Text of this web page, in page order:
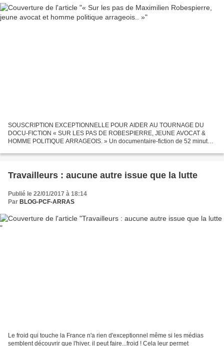
SOUSCRIPTION EXCEPTIONNELLE POUR AIDER AU TOURNAGE DU
DOCU-FICTION « SUR LES PAS DE ROBESPIERRE, JEUNE AVOCAT &
HOMME POLITIQUE ARRAGEOIS. » Un documentaire-fiction de 52 minutes
Travailleurs : aucune autre issue que la lutte
Publié le 22/01/2017 à 18:14
Par BLOG-PCF-ARRAS
Le froid qui touche la France n'a rien d'exceptionnel même si les médias
semblent découvrir que l'hiver, il peut faire...froid ! Cela leur permet